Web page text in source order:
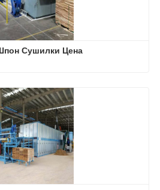
Сушилки Цена